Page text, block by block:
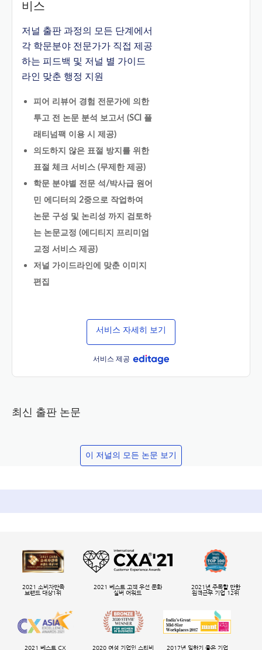
비스
저널 출판 과정의 모든 단계에서
각 학문분야 전문가가 직접 제공
하는 피드백 및 저널 별 가이드
라인 맞춘 행정 지원
피어 리뷰어 경험 전문가에 의한
투고 전 논문 분석 보고서 (SCI 플
래티넘팩 이용 시 제공)
의도하지 않은 표절 방지를 위한
표절 체크 서비스 (무제한 제공)
학문 분야별 전문 석/박사급 원어
민 에디터의 2중으로 작업하여
논문 구성 및 논리성 까지 검토하
는 논문교정 (에디티지 프리미엄
교정 서비스 제공)
저널 가이드라인에 맞춘 이미지
편집
서비스 자세히 보기
서비스 제공
최신 출판 논문
이 저널의 모든 논문 보기